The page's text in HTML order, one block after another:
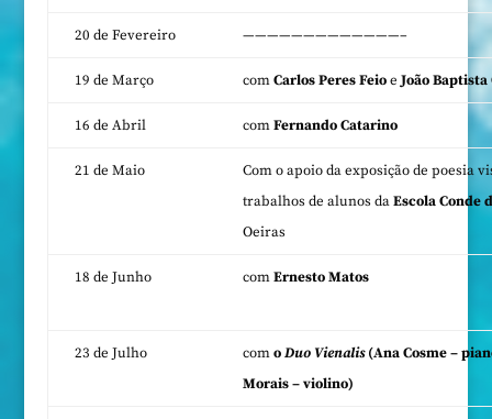
20 de Fevereiro —————————————–
19 de Março comCarlos Peres Feioe João Baptista
16 de Abril comFernando Catarino
21 de Maio
Com o apoio da exposição de poesia
trabalhos de alunos daEscola Conde
Oeiras
18 de Junho comErnesto Matos
23 de Julho comoDuo Vienalis(Ana Cosme –
Morais – violino)